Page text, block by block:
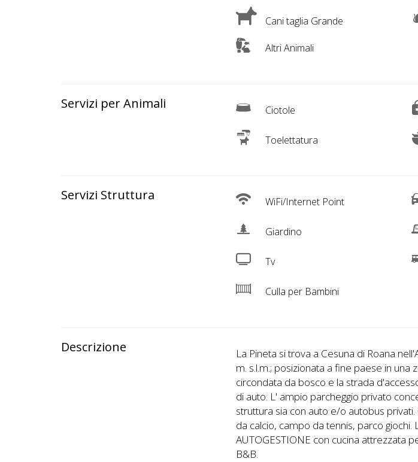
Cani taglia Grande
Altri Animali
Servizi per Animali Ciotole
Toelettatura
Servizi Struttura WiFi/Internet Point
Giardino
Tv
Culla per Bambini
Descrizione
La Pineta si trova a Cesuna di Roana
m. s.l.m.; posizionata a fine paese in una
circondata da bosco e la strada
di auto. L' ampio parcheggio privato
struttura sia con auto e/o autobus
da calcio, campo da tennis, parco giochi.
AUTOGESTIONE con cucina attrezzata
B&B.